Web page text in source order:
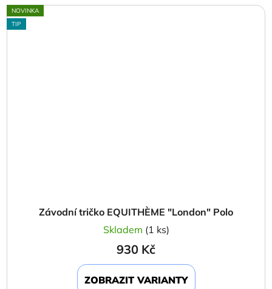
NOVINKA
TIP
Závodní tričko EQUITHÈME "London" Polo
Skladem (1 ks)
930 Kč
ZOBRAZIT VARIANTY